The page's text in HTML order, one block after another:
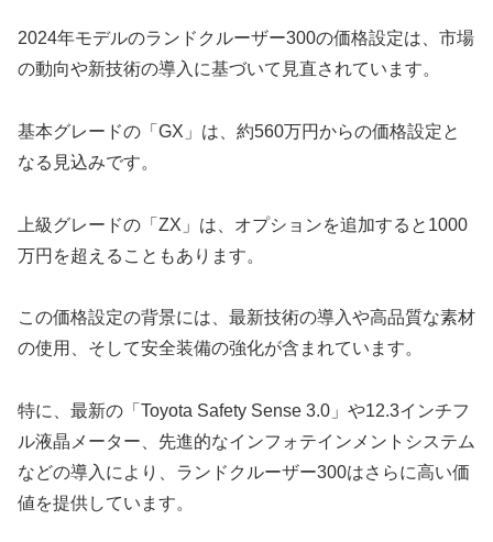
2024年モデルのランドクルーザー300の価格設定は、市場
の動向や新技術の導入に基づいて見直されています。
基本グレードの「GX」は、約560万円からの価格設定と
なる見込みです。
上級グレードの「ZX」は、オプションを追加すると1000
万円を超えることもあります。
この価格設定の背景には、最新技術の導入や高品質な素材
の使用、そして安全装備の強化が含まれています。
特に、最新の「Toyota Safety Sense 3.0」や12.3インチフ
ル液晶メーター、先進的なインフォテインメントシステム
などの導入により、ランドクルーザー300はさらに高い価
値を提供しています。